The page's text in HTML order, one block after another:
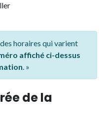
horaires qui varient
affiché ci-dessus
. »
de la